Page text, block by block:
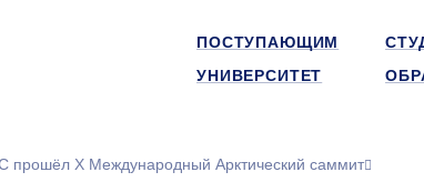
ПОСТУПАЮЩИМ
УНИВЕРСИТЕТ
X Международный Арктический саммит